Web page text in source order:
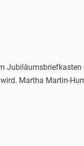
Martha Martin-